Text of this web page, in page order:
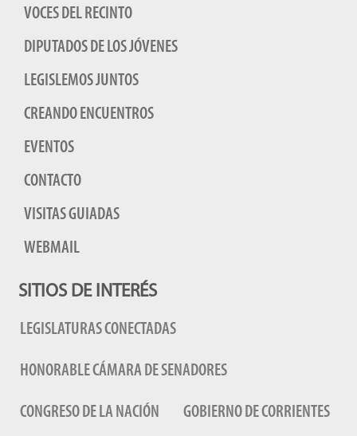
VOCES DEL RECINTO
DIPUTADOS DE LOS JÓVENES
LEGISLEMOS JUNTOS
CREANDO ENCUENTROS
EVENTOS
CONTACTO
VISITAS GUIADAS
WEBMAIL
SITIOS DE INTERÉS
LEGISLATURAS CONECTADAS
HONORABLE CÁMARA DE SENADORES
CONGRESO DE LA NACIÓN GOBIERNO DE CORRIENTES